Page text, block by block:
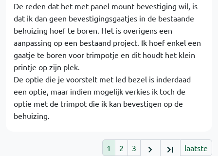
De reden dat het met panel mount bevestiging wil, is
dat ik dan geen bevestigingsgaatjes in de bestaande
behuizing hoef te boren. Het is overigens een
aanpassing op een bestaand project. Ik hoef enkel een
gaatje te boren voor trimpotje en dit houdt het klein
printje op zijn plek.
De optie die je voorstelt met led bezel is inderdaad
een optie, maar indien mogelijk verkies ik toch de
optie met de trimpot die ik kan bevestigen op de
behuizing.
1 2 3 laatste